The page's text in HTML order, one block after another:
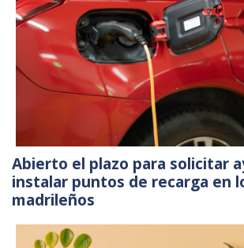
Abierto el plazo para solicitar
instalar puntos de recarga en
madrileños